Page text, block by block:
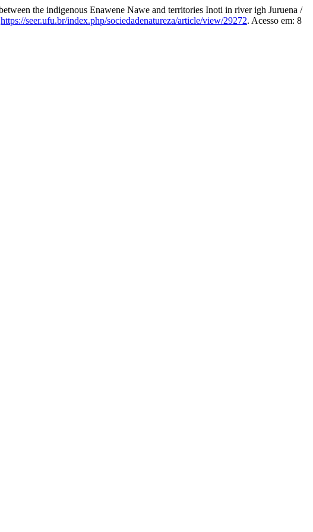
the indigenous Enawene Nawe and territories Inoti in river igh Juruena /
https://seer.ufu.br/index.php/sociedadenatureza/article/view/29272. Acesso em: 8